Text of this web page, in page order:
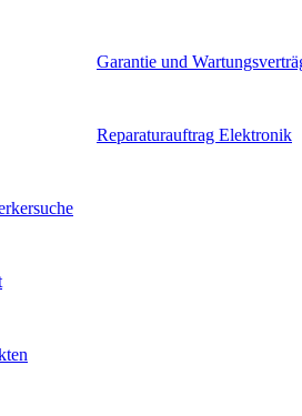
Garantie und
Reparaturauftrag Elektronik